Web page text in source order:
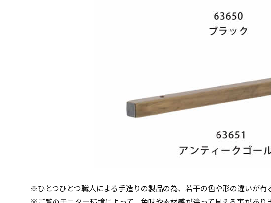
※ひとつひとつ職人による手造りの製品の為、若干の色や形の違いが有